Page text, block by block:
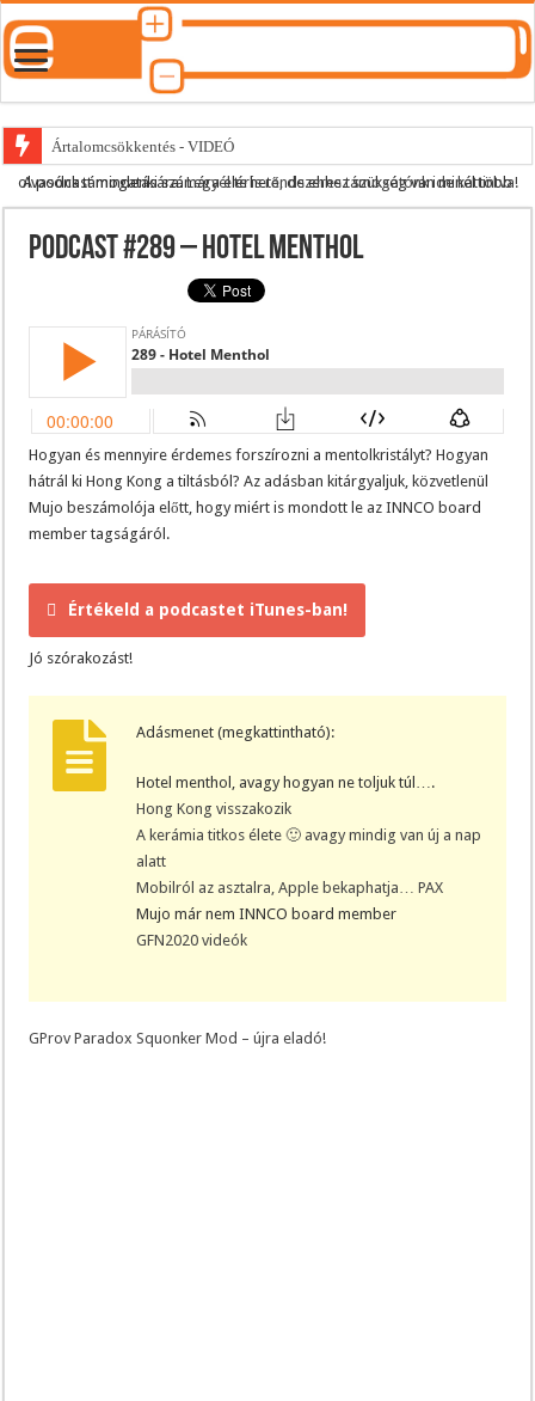
Ártalomcsökkentés - VIDEÓ
E-cigi használati szokások 2.0
Párásító podcast lejátszási lista
A podcast mindenki számára elérhető, de ehhez szükség van minél több olvasónk támogatására.Legyél te is rendszeres támogatónk ide kattintva!
Podcast #289 – Hotel Menthol
Hogyan és mennyire érdemes forszírozni a mentolkristályt? Hogyan
hátrál ki Hong Kong a tiltásból? Az adásban kitárgyaljuk, közvetlenül
Mujo beszámolója előtt, hogy miért is mondott le az INNCO board
member tagságáról.
Értékeld a podcastet iTunes-ban!
Jó szórakozást!
Adásmenet (megkattintható):
Hotel menthol, avagy hogyan ne toljuk túl….
Hong Kong visszakozik
A kerámia titkos élete 🙂 avagy mindig van új a nap
alatt
Mobilról az asztalra, Apple bekaphatja… PAX
Mujo már nem INNCO board member
GFN2020 videók
GProv Paradox Squonker Mod – újra eladó!